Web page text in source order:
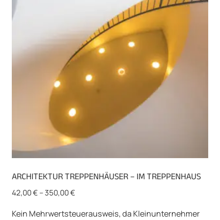
Optionen
können
auf
Produktseite
gewählt
ARCHITEKTUR TREPPENHÄUSER – IM TREPPENHAUS
42,00€–350,00€
Kein Mehrwertsteuerausweis, da Kleinunternehmer